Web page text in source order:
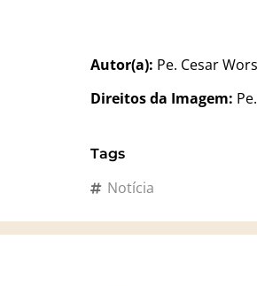
Autor(a): Pe. Cesar
Direitos da Imagem:
Tags
Notícia